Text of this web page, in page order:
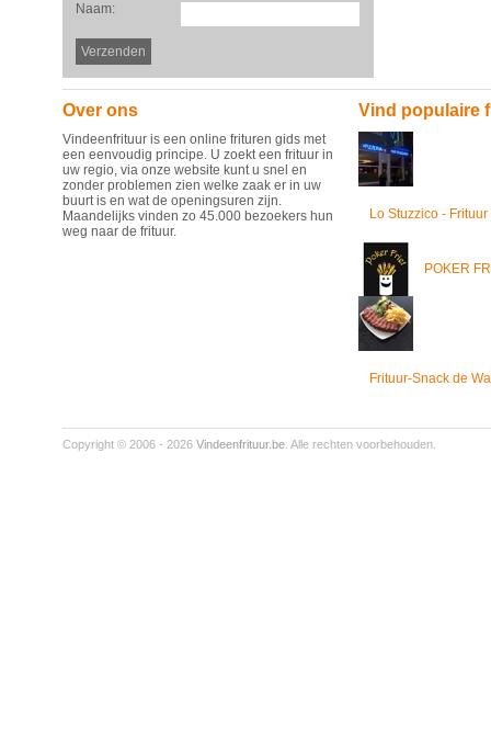
Naam:
Over ons
Vindeenfrituur is een online frituren gids met
een eenvoudig principe. U zoekt een frituur in
uw regio, via onze website kunt u snel en
zonder problemen zien welke zaak er in uw
buurt is en wat de openingsuren zijn.
Maandelijks vinden zo 45.000 bezoekers hun
weg naar de frituur.
Vind populaire
Lo Stuzzico -
POKER
Frituur-Snack de
Copyright © 2006 - 2026 Vindeenfrituur.be . Alle rechten voorbehouden.